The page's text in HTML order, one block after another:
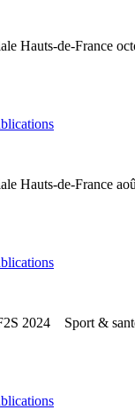
Hauts-de-
Hauts-de-
2024 Sport &